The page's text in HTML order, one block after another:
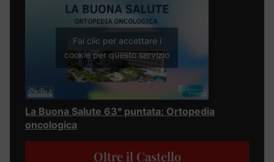
Fai clic per accettare i
cookie per questo servizio
La Buona Salute 63° puntata: Ortopedia
oncologica
Oltre il Castello